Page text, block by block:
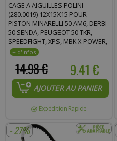
CAGE A AIGUILLES POLINI
(280.0019) 12X15X15 POUR
PISTON MINARELLI 50 AM6, DERBI
50 SENDA, PEUGEOT 50 TKR,
SPEEDFIGHT, XPS, MBK X-POWER,
YAMAHA 50 TZR, RIEJU 50 RR, SMX
9.41 €
14.98 €
AJOUTER AU PANIER
Expédition Rapide
- 27%